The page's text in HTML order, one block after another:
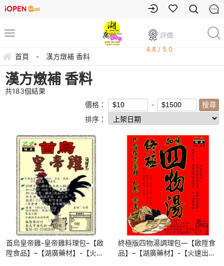
評價:
4.8 / 5.0
首頁 - 漢方燉補 香料
漢方燉補 香料
共183個結果
價格：
排序：
首烏皇帝雞-皇帝雞料理包–【啟
陞食品】–【湖廣藥材】-【火速
終極版四物湯調理包-–【啟陞食
品】–【湖廣藥材】-【火速出